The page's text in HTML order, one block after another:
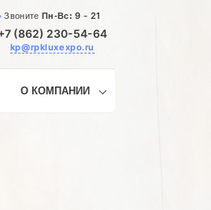
ЗвонитеПн-Вс:9 - 21
(862) 230-54-64
kp@rpkluxexpo.ru
О КОМПАНИИ